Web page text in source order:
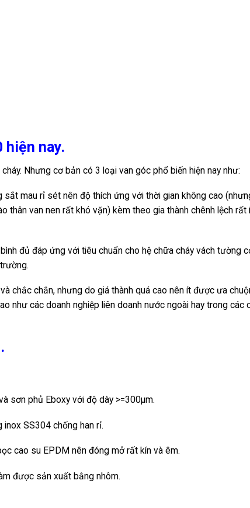
hiện nay.
Nhưng cơ bản có 3 loại van góc phổ biến hiện nay như:
mau rỉ sét nên độ thích ứng với thời gian không cao
thân van nen rất khó vặn) kèm theo gia thành chênh lệch rất
đủ đáp ứng với tiêu chuẩn cho hệ chữa cháy vách tường
chắc chắn, nhưng do giá thành quá cao nên ít được ưa
như các doanh nghiệp liên doanh nước ngoài hay trong các
sơn phủ Eboxy với độ dày >=300µm.
SS304 chống han rỉ.
cao su EPDM nên đóng mở rất kín và êm.
được sản xuất bằng nhôm.